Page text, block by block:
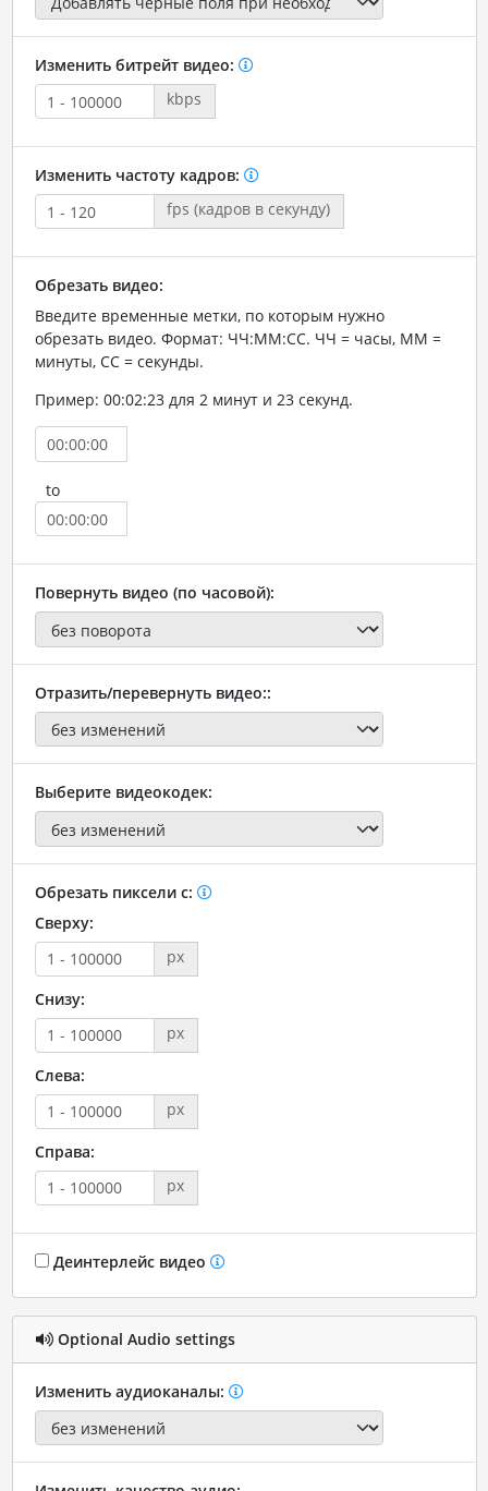
Изменить битрейт видео:
kbps
Изменить частоту кадров:
fps (кадров в секунду)
Обрезать видео:
Введите временные метки, по которым нужно
обрезать видео. Формат: ЧЧ:ММ:СС. ЧЧ = часы, ММ =
минуты, СС = секунды.
Пример: 00:02:23 для 2 минут и 23 секунд.
to
Повернуть видео (по часовой):
Отразить/перевернуть видео::
Выберите видеокодек:
Обрезать пиксели с:
Сверху:
px
Снизу:
px
Слева:
px
Справа:
px
Деинтерлейс видео
Optional Audio settings
Изменить аудиоканалы: